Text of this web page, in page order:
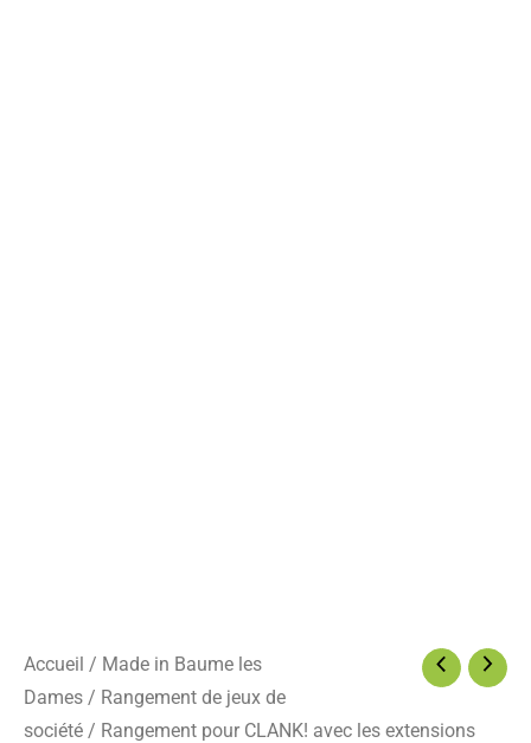
Accueil / Made in Baume les
Dames / Rangement de jeux de
société / Rangement pour CLANK! avec les extensions